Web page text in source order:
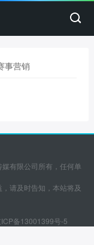
事营销
有限公司所有，任何单
请及时告知，本站将及
ICP备13001399号-5